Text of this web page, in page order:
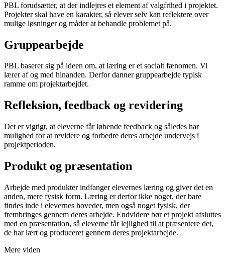
PBL forudsætter, at der indlejres et element af valgfrihed i projektet.
Projekter skal have en karakter, så elever selv kan reflektere over
mulige løsninger og måder at behandle problemet på.
Gruppearbejde
PBL baserer sig på ideen om, at læring er et socialt fænomen. Vi
lærer af og med hinanden. Derfor danner gruppearbejde typisk
ramme om projektarbejdet.
Refleksion, feedback og revidering
Det er vigtigt, at eleverne får løbende feedback og således har
mulighed for at revidere og forbedre deres arbejde undervejs i
projektperioden.
Produkt og præsentation
Arbejde med produkter indfanger elevernes læring og giver det en
anden, mere fysisk form. Læring er derfor ikke noget, der bare
findes inde i elevernes hoveder, men også noget fysisk, der
frembringes gennem deres arbejde. Endvidere bør et projekt afsluttes
med en præsentation, så eleverne får lejlighed til at præsentere det,
de har lært og produceret gennem deres projektarbejde.
Mere viden